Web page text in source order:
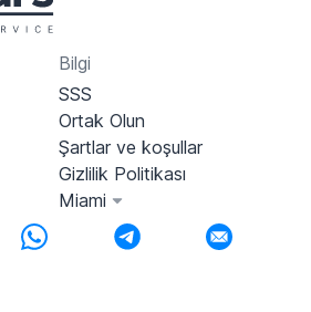
Bilgi
SSS
Ortak Olun
Şartlar ve koşullar
Gizlilik Politikası
Miami